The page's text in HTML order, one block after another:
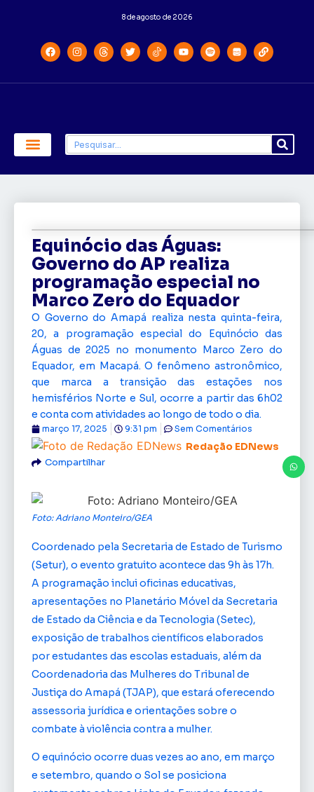
8 de agosto de 2026
Equinócio das Águas:
Governo do AP realiza
programação especial no
Marco Zero do Equador
O Governo do Amapá realiza nesta quinta-feira,
20, a programação especial do Equinócio das
Águas de 2025 no monumento Marco Zero do
Equador, em Macapá. O fenômeno astronômico,
que marca a transição das estações nos
hemisférios Norte e Sul, ocorre a partir das 6h02
e conta com atividades ao longo de todo o dia.
Redação EDNews
março 17, 2025 9:31 pm Sem Comentários
Compartilhar
Foto: Adriano Monteiro/GEA
Coordenado pela Secretaria de Estado de Turismo
(Setur), o evento gratuito acontece das 9h às 17h.
A programação inclui oficinas educativas,
apresentações no Planetário Móvel da Secretaria
de Estado da Ciência e da Tecnologia (Setec),
exposição de trabalhos científicos elaborados
por estudantes das escolas estaduais, além da
Coordenadoria das Mulheres do Tribunal de
Justiça do Amapá (TJAP), que estará oferecendo
assessoria jurídica e orientações sobre o
combate à violência contra a mulher.
O equinócio ocorre duas vezes ao ano, em março
e setembro, quando o Sol se posiciona